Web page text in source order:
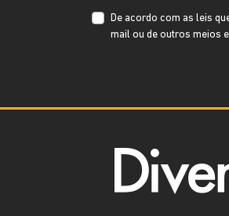
De acordo com as leis
mail ou de outros meios